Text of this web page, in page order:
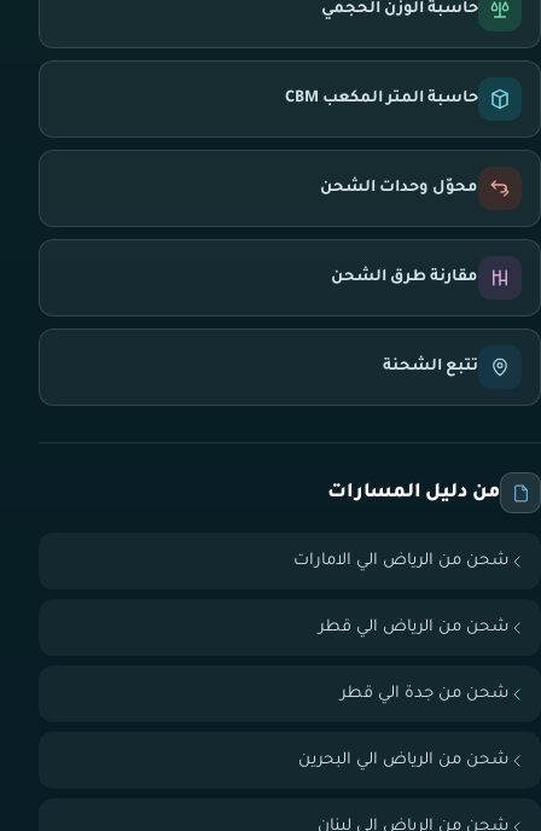
حاسبة الوزن الحجمي
حاسبة المتر المكعب CBM
محوّل وحدات الشحن
مقارنة طرق الشحن
تتبع الشحنة
من دليل المسارات
شحن من الرياض الي الامارات
شحن من الرياض الي قطر
شحن من جدة الي قطر
شحن من الرياض الي البحرين
شحن من الرياض الي لبنان